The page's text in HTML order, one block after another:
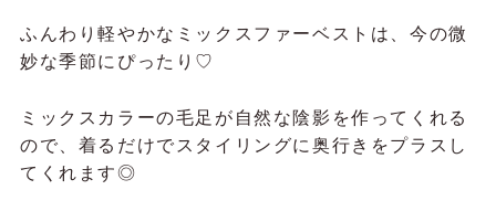
ふんわり軽やかなミックスファーベストは、今の微
妙な季節にぴったり♡
ミックスカラーの毛足が自然な陰影を作ってくれる
ので、着るだけでスタイリングに奥行きをプラスし
てくれます◎